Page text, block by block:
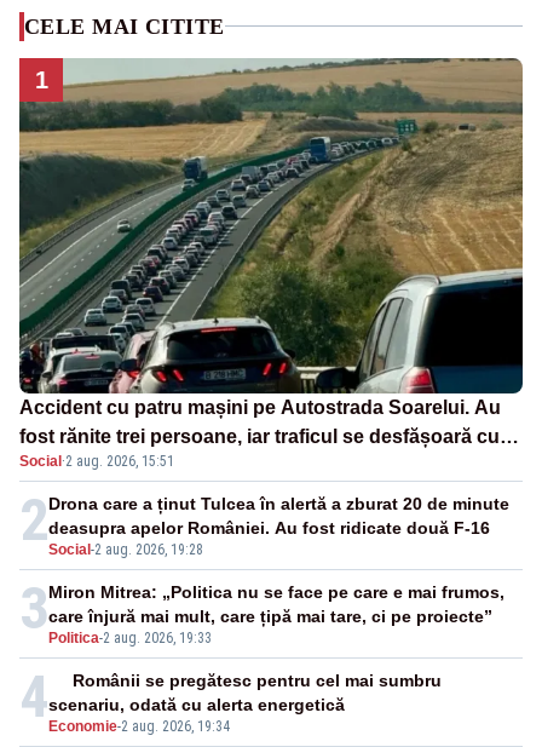
CELE MAI CITITE
1
Accident cu patru mașini pe Autostrada Soarelui. Au
fost rănite trei persoane, iar traficul se desfășoară cu
dificultate
Social ·2 aug. 2026, 15:51
2Social -2 aug. 2026, 19:28
Drona care a ținut Tulcea în alertă a zburat 20 de minute
deasupra apelor României. Au fost ridicate două F-16
3 Politica-2 aug. 2026, 19:33
Miron Mitrea: „Politica nu se face pe care e mai frumos,
care înjură mai mult, care țipă mai tare, ci pe proiecte”
4 Economie-2 aug. 2026, 19:34
Românii se pregătesc pentru cel mai sumbru
scenariu, odată cu alerta energetică